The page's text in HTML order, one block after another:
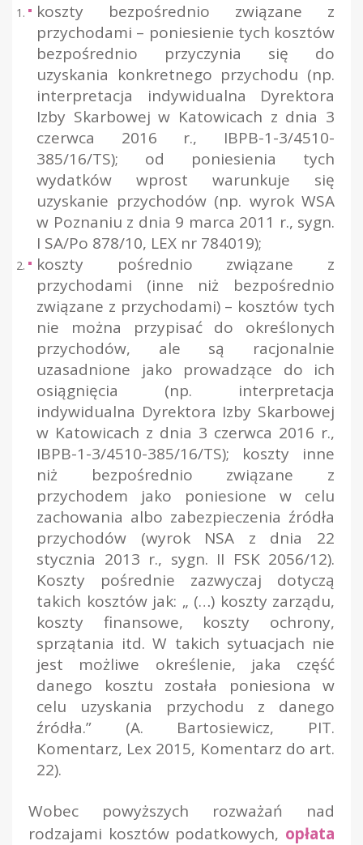
koszty bezpośrednio związane z
przychodami – poniesienie tych kosztów
bezpośrednio przyczynia się do
uzyskania konkretnego przychodu (np.
interpretacja indywidualna Dyrektora
Izby Skarbowej w Katowicach z dnia 3
czerwca 2016 r., IBPB-1-3/4510-
385/16/TS); od poniesienia tych
wydatków wprost warunkuje się
uzyskanie przychodów (np. wyrok WSA
w Poznaniu z dnia 9 marca 2011 r., sygn.
I SA/Po 878/10, LEX nr 784019);
koszty pośrednio związane z
przychodami (inne niż bezpośrednio
związane z przychodami) – kosztów tych
nie można przypisać do określonych
przychodów, ale są racjonalnie
uzasadnione jako prowadzące do ich
osiągnięcia (np. interpretacja
indywidualna Dyrektora Izby Skarbowej
w Katowicach z dnia 3 czerwca 2016 r.,
IBPB-1-3/4510-385/16/TS); koszty inne
niż bezpośrednio związane z
przychodem jako poniesione w celu
zachowania albo zabezpieczenia źródła
przychodów (wyrok NSA z dnia 22
stycznia 2013 r., sygn. II FSK 2056/12).
Koszty pośrednie zazwyczaj dotyczą
takich kosztów jak: „ (…) koszty zarządu,
koszty finansowe, koszty ochrony,
sprzątania itd. W takich sytuacjach nie
jest możliwe określenie, jaka część
danego kosztu została poniesiona w
celu uzyskania przychodu z danego
źródła.” (A. Bartosiewicz, PIT.
Komentarz, Lex 2015, Komentarz do art.
22).
Wobec powyższych rozważań nad
rodzajami kosztów podatkowych, opłata